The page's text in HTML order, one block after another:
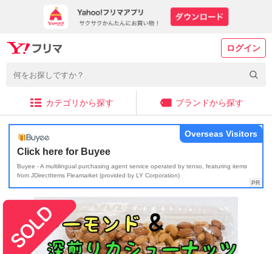
ログイン
カテゴリから探す ブランドから探す
Click here for Buyee
Buyee - A multilingual purchasing agent service operated by tenso, featuring items
from JDirectItems Fleamarket (provided by LY Corporation)
Overseas Visitors